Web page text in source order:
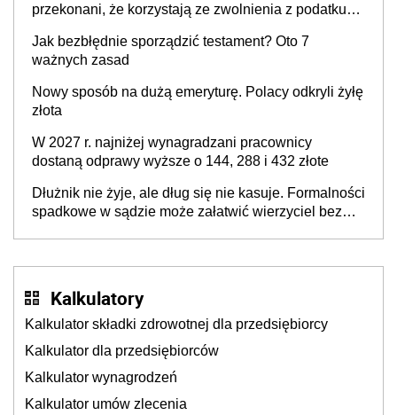
przekonani, że korzystają ze zwolnienia z podatku
Jak bezbłędnie sporządzić testament? Oto 7
ważnych zasad
Nowy sposób na dużą emeryturę. Polacy odkryli żyłę
złota
W 2027 r. najniżej wynagradzani pracownicy
dostaną odprawy wyższe o 144, 288 i 432 złote
Dłużnik nie żyje, ale dług się nie kasuje. Formalności
spadkowe w sądzie może załatwić wierzyciel bez
Kalkulatory
Kalkulator składki zdrowotnej dla przedsiębiorcy
Kalkulator dla przedsiębiorców
Kalkulator wynagrodzeń
Kalkulator umów zlecenia